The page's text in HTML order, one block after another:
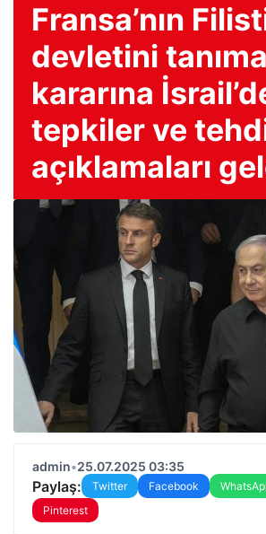
Fransa’nın
devletini tanıma
kararına
tepkiler ve
açıklamaları
admin•25.07.2025 03:35
Paylaş: Twitter Facebook
Pinterest